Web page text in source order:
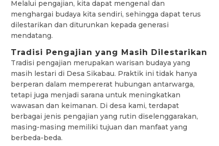
Melalui pengajian, kita dapat mengenal dan
menghargai budaya kita sendiri, sehingga dapat terus
dilestarikan dan diturunkan kepada generasi
mendatang.
Tradisi Pengajian yang Masih Dilestarikan
Tradisi pengajian merupakan warisan budaya yang
masih lestari di Desa Sikabau. Praktik ini tidak hanya
berperan dalam mempererat hubungan antarwarga,
tetapi juga menjadi sarana untuk meningkatkan
wawasan dan keimanan. Di desa kami, terdapat
berbagai jenis pengajian yang rutin diselenggarakan,
masing-masing memiliki tujuan dan manfaat yang
berbeda-beda.